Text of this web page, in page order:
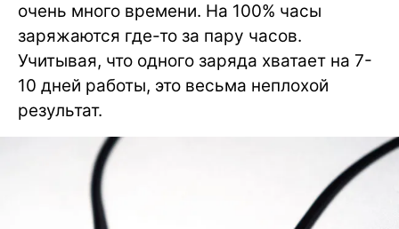
очень много времени. На 100% часы
заряжаются где-то за пару часов.
Учитывая, что одного заряда хватает на 7-
10 дней работы, это весьма неплохой
результат.